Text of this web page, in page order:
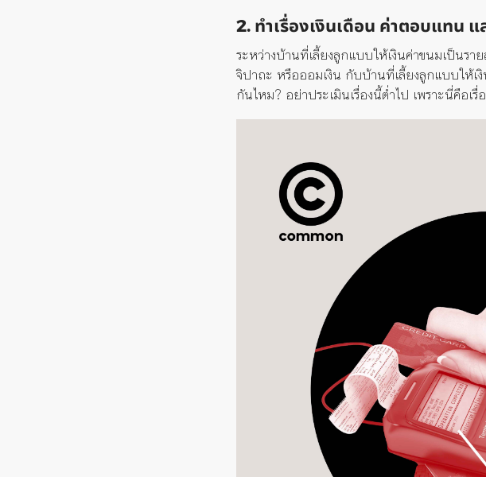
2. ทำเรื่องเงินเดือน ค่าตอบแทน
ระหว่างบ้านที่เลี้ยงลูกแบบให้เงินค่าขนมเป็นรา
จิปาถะ หรือออมเงิน กับบ้านที่เลี้ยงลูกแบบให้
กันไหม? อย่าประเมินเรื่องนี้ต่ำไป เพราะนี่คือเรื่